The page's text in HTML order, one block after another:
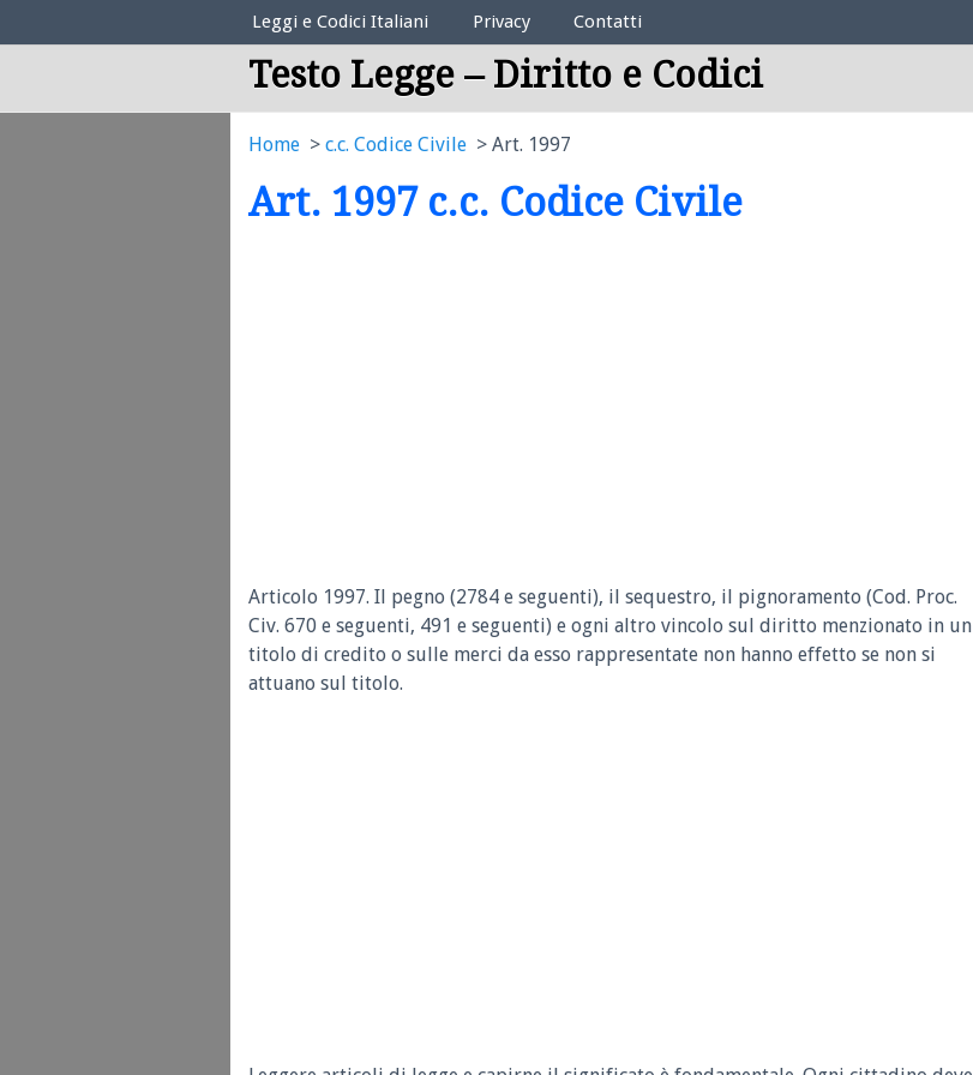
Elenco Codici Legali
Leggi e Codici Italiani Privacy Contatti
Testo Legge – Diritto e Codici
Home c.c. Codice Civile Art. 1997
Art. 1997 c.c. Codice Civile
Articolo 1997. Il pegno (2784 e seguenti), il sequestro, il pignoramento (Cod. Proc.
Civ. 670 e seguenti, 491 e seguenti) e ogni altro vincolo sul diritto menzionato in un
titolo di credito o sulle merci da esso rappresentate non hanno effetto se non si
attuano sul titolo.